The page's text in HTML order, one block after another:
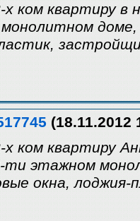
ком квартиру в
доме,
(18.11.2012
ком квартиру
ти этажном
окна,